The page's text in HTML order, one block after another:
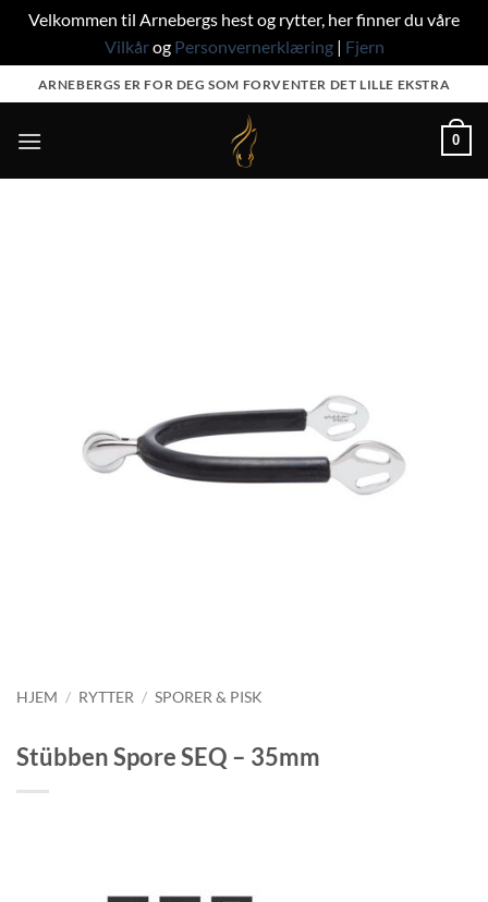
Velkommen til Arnebergs hest og rytter, her finner du våre
Vilkårog Personvernerklæring| Fjern
to
content
ARNEBERGS ER FOR DEG SOM FORVENTER DET LILLE EKSTRA
0
HJEM / RYTTER / SPORER & PISK
Stübben Spore SEQ – 35mm